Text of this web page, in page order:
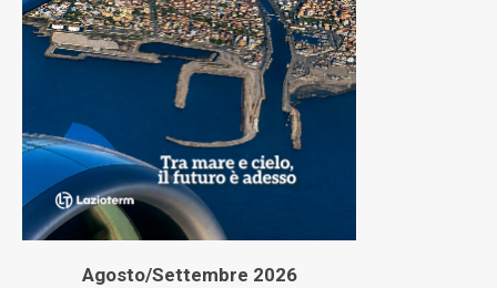
Agosto/Settembre 2026